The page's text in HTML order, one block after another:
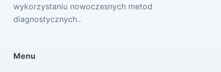
wykorzystaniu nowoczesnych metod
diagnostycznych..
Menu